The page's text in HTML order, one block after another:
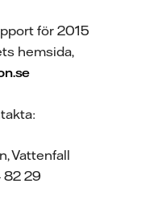
för 2015
hemsida,
Vattenfall
82 29